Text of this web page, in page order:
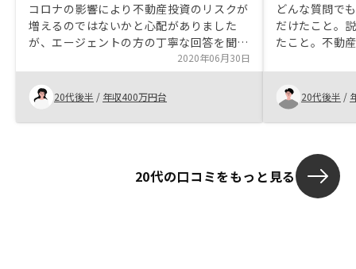
コロナの影響により不動産投資のリスクが
増えるのではないかと心配がありました
が、エージェントの方の丁寧な回答を聞い
て安心して購入することができました。物
件の資料を渡す際に、ハザードマップや路
線価図に物件の場所を示すようにして頂く
と分かりやすいです。
2020年06月30日
20代後半 / 年収400万円台
どんな質問で
だけたこと。
たこと。不動
している会社
意思決定がで
20代後半 /
20代の口コミをもっと見る